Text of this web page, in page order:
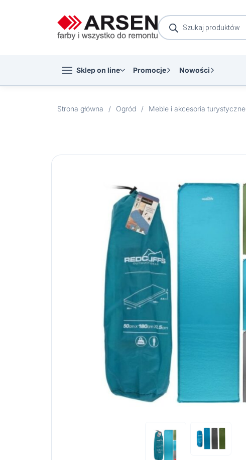
Wyszukiwarka
produktów
Sklep on line Promocje Nowości
Strona główna / Ogród / Meble i akcesoria turystyczne